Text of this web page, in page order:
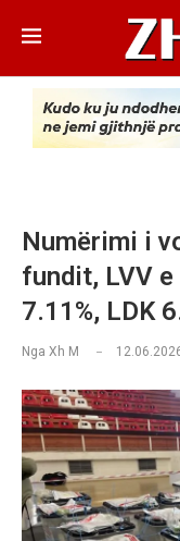
Numërimi i
fundit, LVV e
7.11%, LDK
Nga Xh M